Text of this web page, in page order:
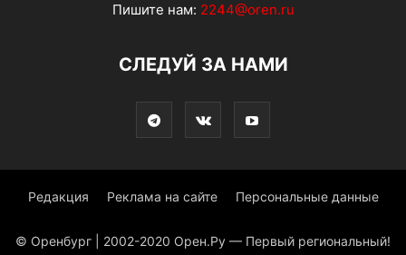
Пишите нам: 2244@oren.ru
СЛЕДУЙ ЗА НАМИ
Редакция Реклама на сайте Персональные данные
© Оренбург | 2002-2020 Орен.Ру — Первый региональный!